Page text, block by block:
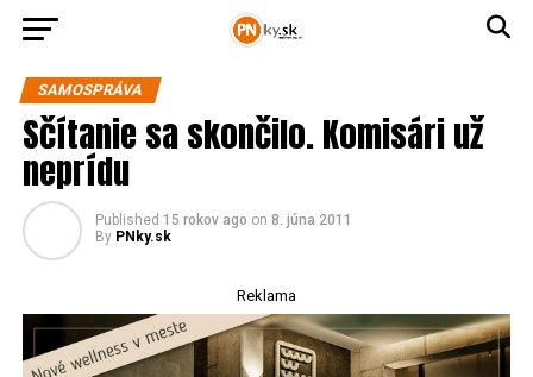
SAMOSPRÁVA
Sčítanie sa skončilo. Komisári už
neprídu
Published 15 rokov ago on 8. júna 2011
By PNky.sk
Reklama